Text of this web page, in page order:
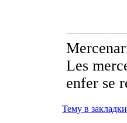
Les
enfer se
Тему в закладки